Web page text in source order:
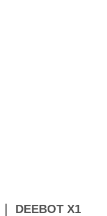
｜ DEEBOT X1